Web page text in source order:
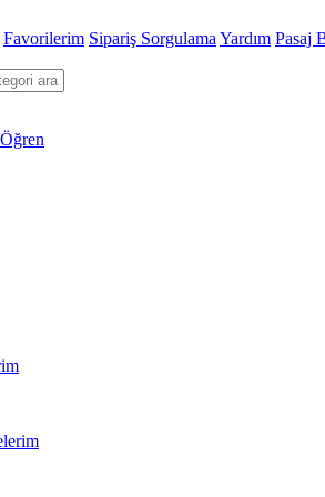
Favorilerim Sipariş Sorgulama Yardım Pasaj